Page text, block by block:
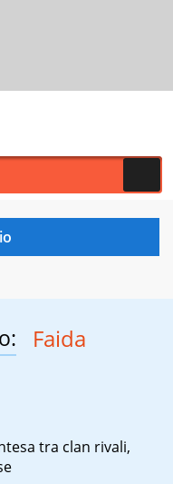
Faida
tra clan rivali,